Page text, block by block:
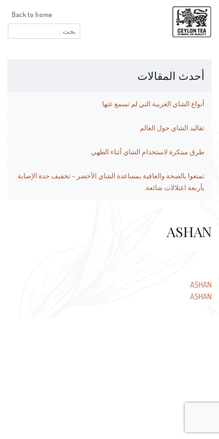
البحث
عن:
Back to home
أحدث المقالات
أنواع الشاي الغريبة التي لم تسمع عنها
تقاليد الشاي حول العالم
طرق مبتكرة لاستخدام الشاي أثناء الطهي
تمتعوا بالصحة والعافية بمساعدة الشاي الأخضر – تخفيف حدة الإصابة
بأربعة اعتلالات شائعة.
ASHAN
تصفّح
المقالات
ASHAN
ASHAN